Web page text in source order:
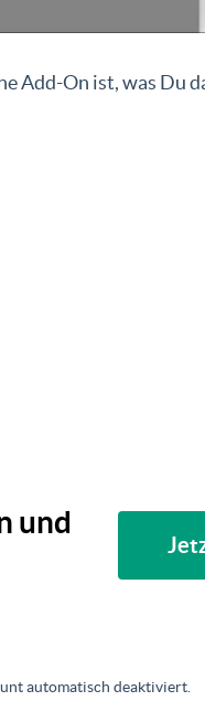
Add-On ist, was Du
und
automatisch deaktiviert.